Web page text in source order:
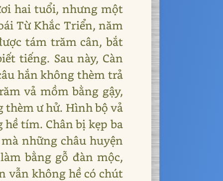
hai tuổi, nhưng một
Từ Khắc Triển, năm
tám trăm cân, bắt
tiếng. Sau này, Càn
hắn không thèm trả
vả mồm bằng gậy,
thèm ư hử. Hình bộ vả
tím. Chân bị kẹp ba
những châu huyện
bằng gỗ đàn mộc,
vẫn không hề có chút